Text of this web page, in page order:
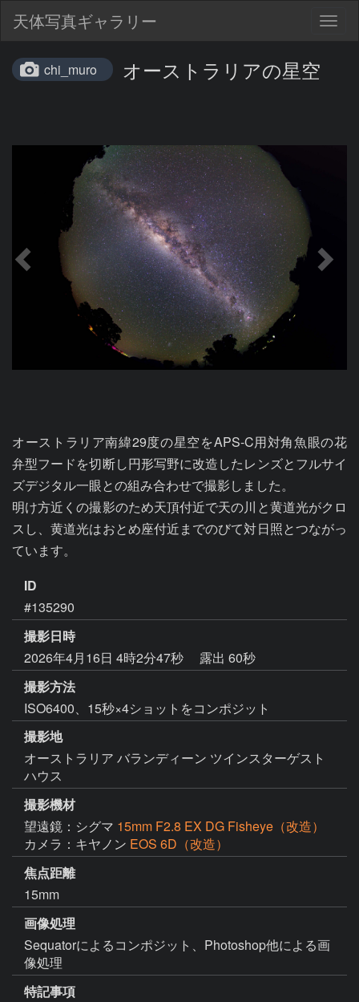
天体写真ギャラリー
chi_muro オーストラリアの星空
オーストラリア南緯29度の星空をAPS-C用対角魚眼の花
弁型フードを切断し円形写野に改造したレンズとフルサイ
ズデジタル一眼との組み合わせで撮影しました。
明け方近くの撮影のため天頂付近で天の川と黄道光がクロ
スし、黄道光はおとめ座付近までのびて対日照とつながっ
ています。
ID
#135290
撮影日時
2026年4月16日 4時2分47秒
露出 60秒
撮影方法
ISO6400、15秒×4ショットをコンポジット
撮影地
オーストラリア バランディーン ツインスターゲスト
ハウス
撮影機材
望遠鏡：シグマ 15mm F2.8 EX DG Fisheye（改造）
カメラ：キヤノン EOS 6D（改造）
焦点距離
15mm
画像処理
Sequatorによるコンポジット、Photoshop他による画
像処理
特記事項